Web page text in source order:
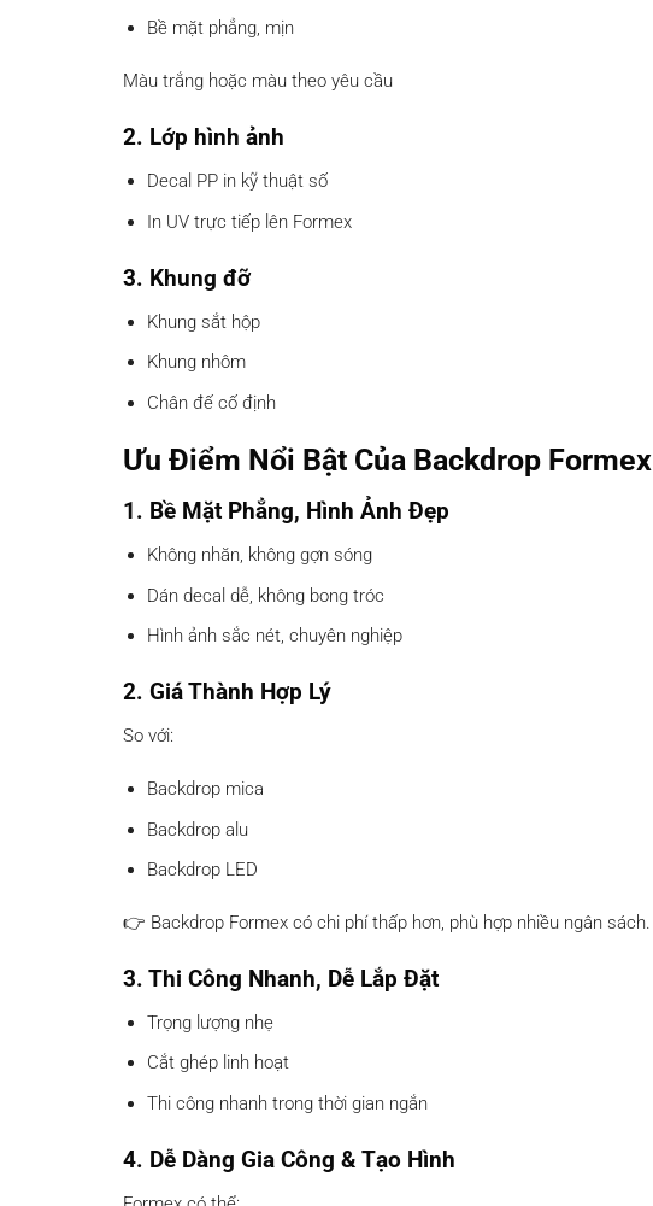
Bề mặt phẳng, mịn
Màu trắng hoặc màu theo yêu cầu
2. Lớp hình ảnh
Decal PP in kỹ thuật số
In UV trực tiếp lên Formex
3. Khung đỡ
Khung sắt hộp
Khung nhôm
Chân đế cố định
Ưu Điểm Nổi Bật Của Backdrop Formex
1. Bề Mặt Phẳng, Hình Ảnh Đẹp
Không nhăn, không gợn sóng
Dán decal dễ, không bong tróc
Hình ảnh sắc nét, chuyên nghiệp
2. Giá Thành Hợp Lý
So với:
Backdrop mica
Backdrop alu
Backdrop LED
👉 Backdrop Formex có chi phí thấp hơn, phù hợp nhiều ngân sách.
3. Thi Công Nhanh, Dễ Lắp Đặt
Trọng lượng nhẹ
Cắt ghép linh hoạt
Thi công nhanh trong thời gian ngắn
4. Dễ Dàng Gia Công & Tạo Hình